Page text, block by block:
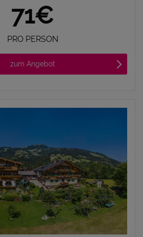
71€
PRO PERSON
zum Angebot